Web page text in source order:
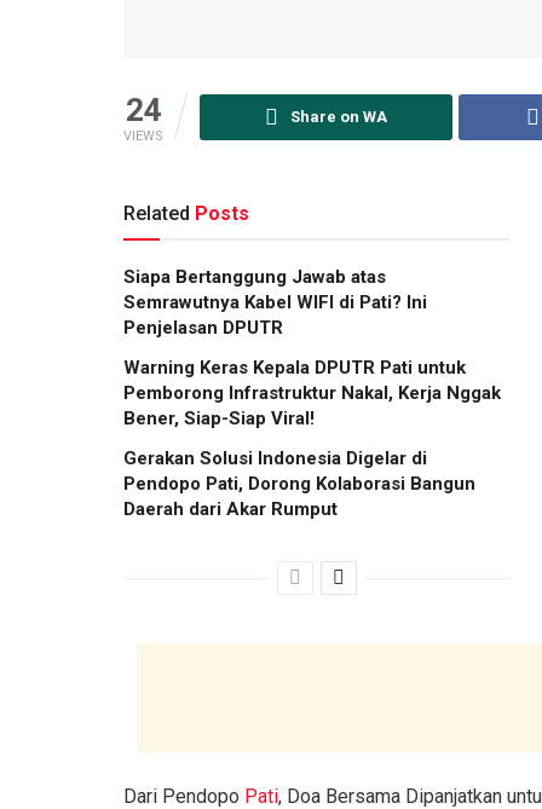
24
VIEWS
Share on WA
Related Posts
Siapa Bertanggung Jawab atas
Semrawutnya Kabel WIFI di Pati? Ini
Penjelasan DPUTR
Warning Keras Kepala DPUTR Pati untuk
Pemborong Infrastruktur Nakal, Kerja Nggak
Bener, Siap-Siap Viral!
Gerakan Solusi Indonesia Digelar di
Pendopo Pati, Dorong Kolaborasi Bangun
Daerah dari Akar Rumput
Dari Pendopo Pati, Doa Bersama Dipanjatkan